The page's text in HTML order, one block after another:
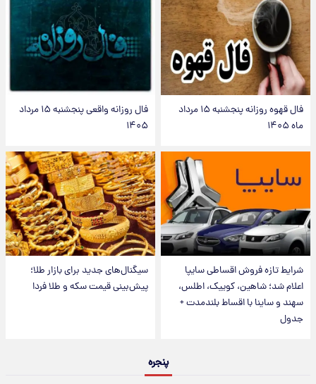
فال قهوه روزانه پنجشنبه ۱۵ مرداد
ماه ۱۴۰۵
فال روزانه واقعی پنجشنبه ۱۵ مرداد
۱۴۰۵
شرایط تازه فروش اقساطی سایپا
اعلام شد؛ شاهین، کوییک، اطلس،
سهند و ساینا با اقساط بلندمدت +
جدول
سیگنال‌های جدید برای بازار طلا؛
پیش‌بینی قیمت سکه و طلا فردا
پنجره